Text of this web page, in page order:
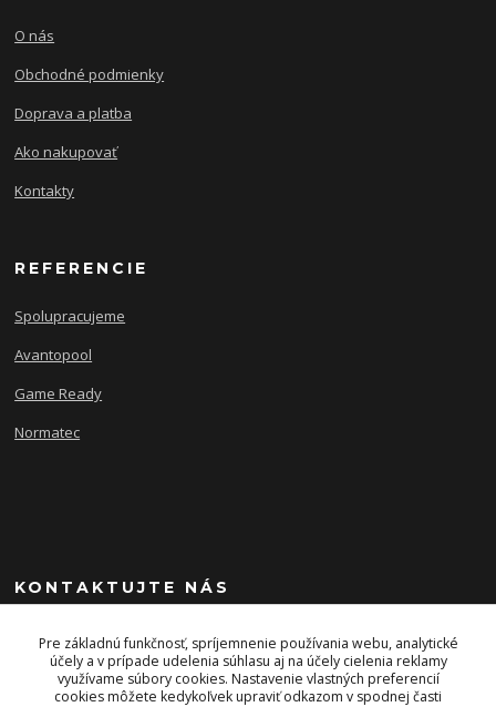
O nás
Obchodné podmienky
Doprava a platba
Ako nakupovať
Kontakty
REFERENCIE
Spolupracujeme
Avantopool
Game Ready
Normatec
KONTAKTUJTE NÁS
+421 903 243 393
info@energysport.sk
Pre základnú funkčnosť, spríjemnenie používania webu, analytické
účely a v prípade udelenia súhlasu aj na účely cielenia reklamy
využívame súbory cookies. Nastavenie vlastných preferencií
cookies môžete kedykoľvek upraviť odkazom v spodnej časti